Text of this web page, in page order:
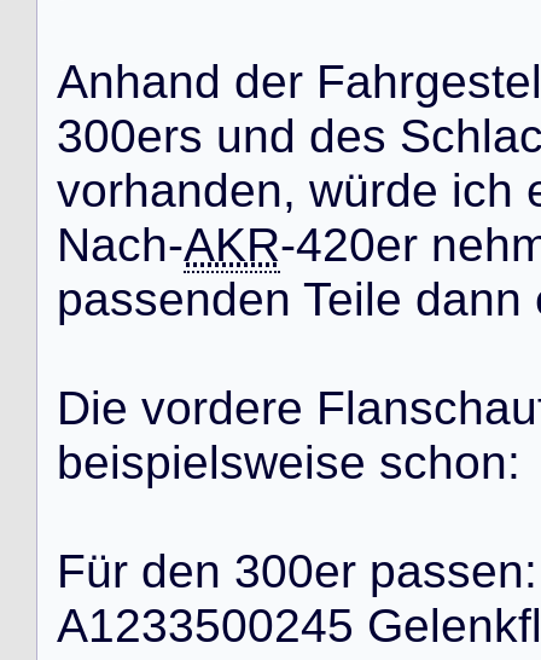
Anhand der Fahrgestel
300ers und des Schla
vorhanden, würde ich
Nach-AKR-420er neh
passenden Teile dann
Die vordere Flanschau
beispielsweise schon:
Für den 300er passen:
A1233500245 Gelenkfl